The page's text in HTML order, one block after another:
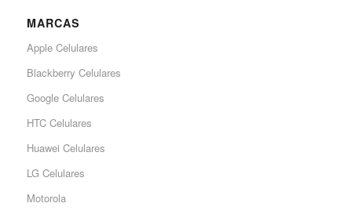
MARCAS
Apple Celulares
Blackberry Celulares
Google Celulares
HTC Celulares
Huawei Celulares
LG Celulares
Motorola